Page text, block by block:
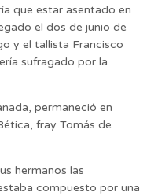
que estar asentado en
el dos de junio de
y el tallista Francisco
sufragado por la
permaneció en
fray Tomás de
hermanos las
compuesto por una